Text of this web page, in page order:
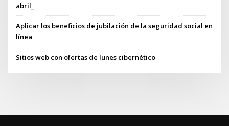
abril_
Aplicar los beneficios de jubilación de la seguridad social en
línea
Sitios web con ofertas de lunes cibernético